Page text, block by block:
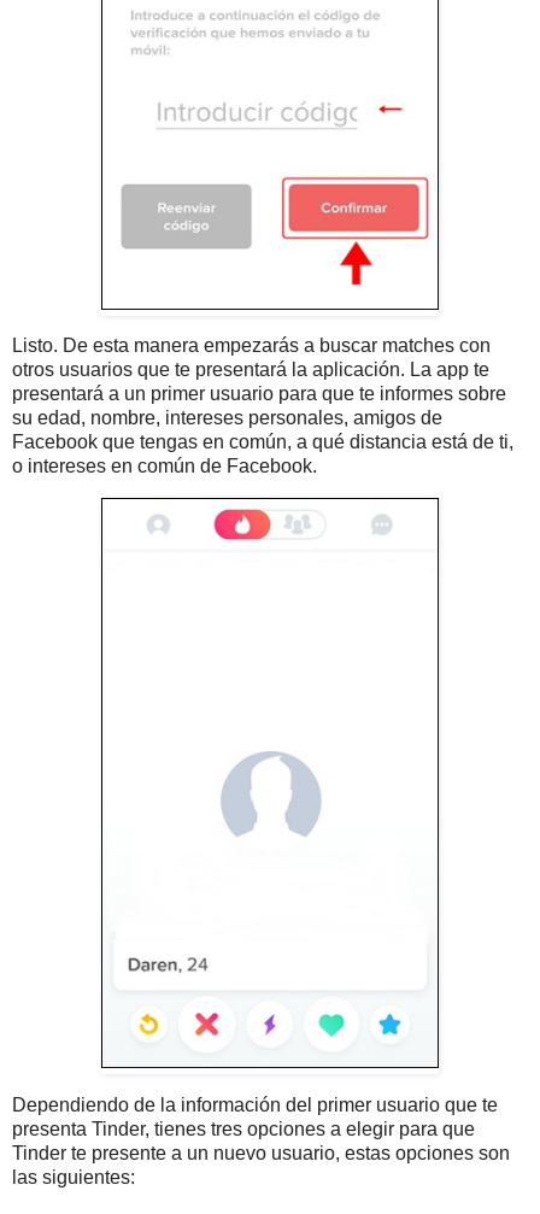
Listo. De esta manera empezarás a buscar matches con
otros usuarios que te presentará la aplicación. La app te
presentará a un primer usuario para que te informes sobre
su edad, nombre, intereses personales, amigos de
Facebook que tengas en común, a qué distancia está de ti,
o intereses en común de Facebook.
Dependiendo de la información del primer usuario que te
presenta Tinder, tienes tres opciones a elegir para que
Tinder te presente a un nuevo usuario, estas opciones son
las siguientes: